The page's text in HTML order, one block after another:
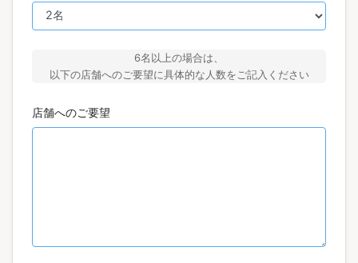
6名以上の場合は、
以下の店舗へのご要望に具体的な人数をご記入ください
店舗へのご要望